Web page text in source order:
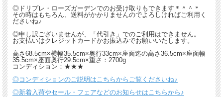
◎ドリプレ・ローズガーデンでのお受け取りもできます＊＾＾＊
その時はもちろん、送料がかかりませんのでよろしければご利用く
ださいね♪
◎申し訳ございませんが、「代引き」でのご利用はできません。
お支払いはクレジットカードかお振込みでお願いいたします。
高さ68.5cm×横幅35.5cm×奥行33cm×座面迄の高さ36.5cm×座面幅
35.5cm×座面奥行29.5cm×重さ：2700g
コンディション：★★★
◎コンディションのご説明はこちらからご覧くださいね♪
◎新着入荷やセール・フェアなどのお知らせはこちらから♪